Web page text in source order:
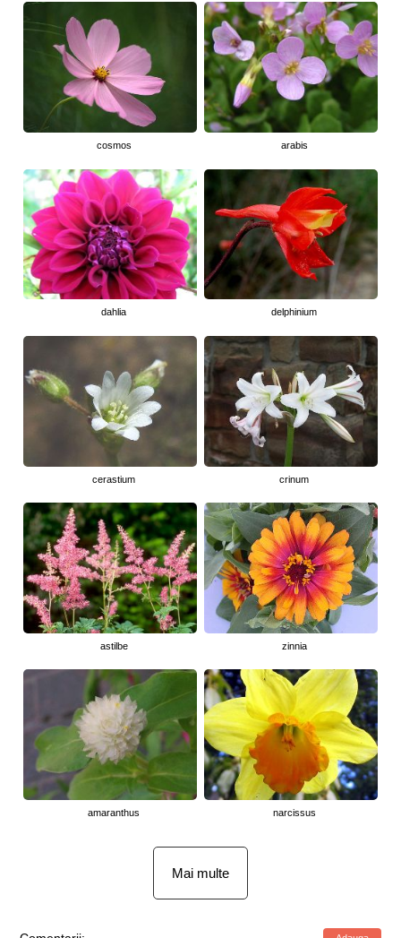
cosmos arabis
dahlia delphinium
cerastium crinum
astilbe zinnia
amaranthus narcissus
Mai multe